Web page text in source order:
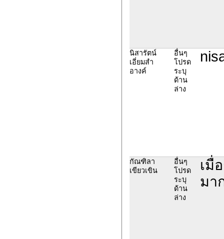
นิสารัตน์
เอี่ยมสำ
อางค์
อื่นๆ
โปรด
ระบุ
ด้าน
ล่าง
กัณฑิลา
เขียวเขิน
อื่นๆ
โปรด
ระบุ
ด้าน
ล่าง
เมื่
มา